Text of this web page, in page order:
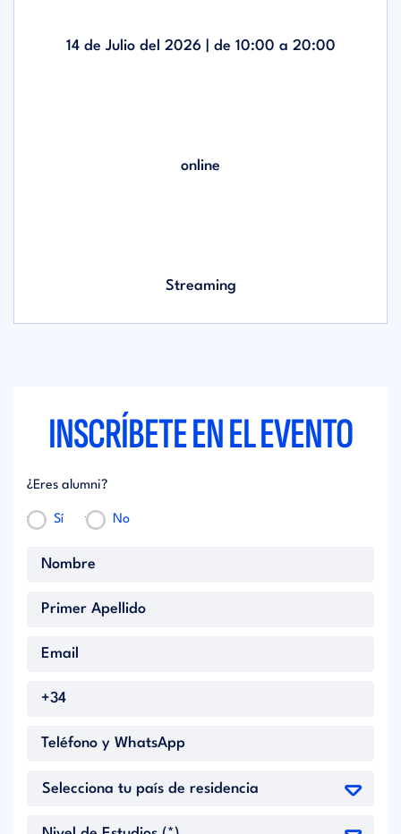
14 de Julio del 2026 | de 10:00 a 20:00
online
Streaming
INSCRÍBETE EN EL EVENTO
¿Eres alumni?
Sí No